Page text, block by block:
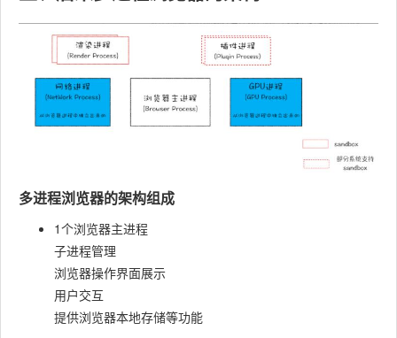
多进程浏览器的架构组成
1个浏览器主进程
子进程管理
浏览器操作界面展示
用户交互
提供浏览器本地存储等功能